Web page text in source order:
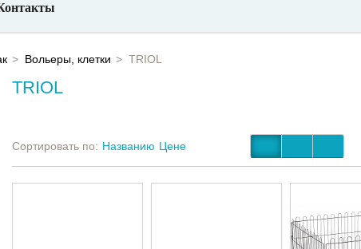
Вольеры, клетки TRIOL
TRIOL
Сортировать по: Названию Цене